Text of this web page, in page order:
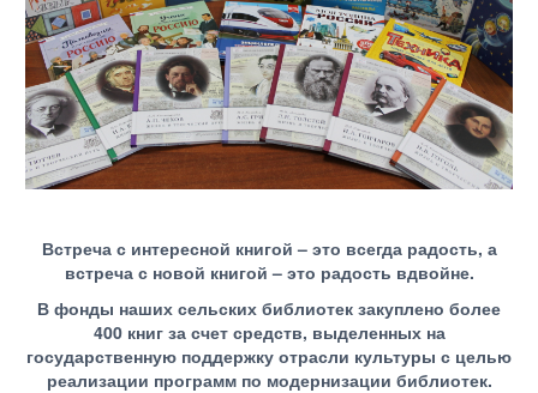
Встреча с интересной книгой – это всегда радость, а
встреча с новой книгой – это радость вдвойне.
В фонды наших сельских библиотек закуплено более
400 книг за счет средств, выделенных на
государственную поддержку отрасли культуры с целью
реализации программ по модернизации библиотек.